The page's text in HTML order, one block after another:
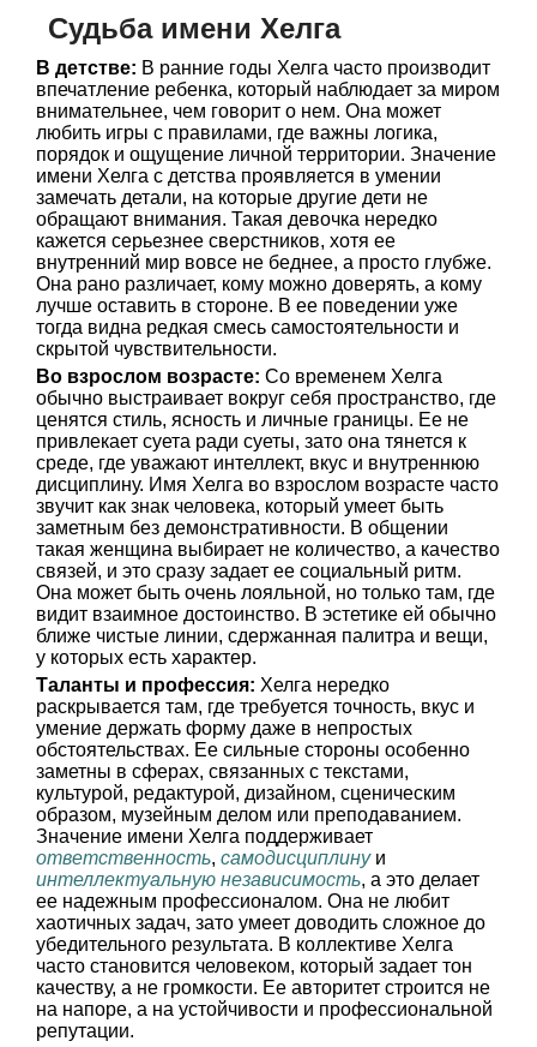
Судьба имени Хелга
В детстве: В ранние годы Хелга часто производит
впечатление ребенка, который наблюдает за миром
внимательнее, чем говорит о нем. Она может
любить игры с правилами, где важны логика,
порядок и ощущение личной территории. Значение
имени Хелга с детства проявляется в умении
замечать детали, на которые другие дети не
обращают внимания. Такая девочка нередко
кажется серьезнее сверстников, хотя ее
внутренний мир вовсе не беднее, а просто глубже.
Она рано различает, кому можно доверять, а кому
лучше оставить в стороне. В ее поведении уже
тогда видна редкая смесь самостоятельности и
скрытой чувствительности.
Во взрослом возрасте: Со временем Хелга
обычно выстраивает вокруг себя пространство, где
ценятся стиль, ясность и личные границы. Ее не
привлекает суета ради суеты, зато она тянется к
среде, где уважают интеллект, вкус и внутреннюю
дисциплину. Имя Хелга во взрослом возрасте часто
звучит как знак человека, который умеет быть
заметным без демонстративности. В общении
такая женщина выбирает не количество, а качество
связей, и это сразу задает ее социальный ритм.
Она может быть очень лояльной, но только там, где
видит взаимное достоинство. В эстетике ей обычно
ближе чистые линии, сдержанная палитра и вещи,
у которых есть характер.
Таланты и профессия: Хелга нередко
раскрывается там, где требуется точность, вкус и
умение держать форму даже в непростых
обстоятельствах. Ее сильные стороны особенно
заметны в сферах, связанных с текстами,
культурой, редактурой, дизайном, сценическим
образом, музейным делом или преподаванием.
Значение имени Хелга поддерживает
ответственность, самодисциплинуи
интеллектуальную независимость, а это делает
ее надежным профессионалом. Она не любит
хаотичных задач, зато умеет доводить сложное до
убедительного результата. В коллективе Хелга
часто становится человеком, который задает тон
качеству, а не громкости. Ее авторитет строится не
на напоре, а на устойчивости и профессиональной
репутации.